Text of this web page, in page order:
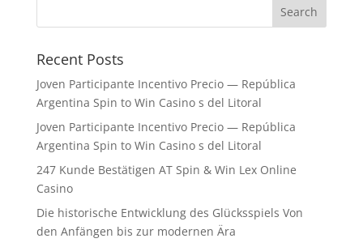
Recent Posts
Joven Participante Incentivo Precio — República
Argentina Spin to Win Casino s del Litoral
Joven Participante Incentivo Precio — República
Argentina Spin to Win Casino s del Litoral
247 Kunde Bestätigen AT Spin & Win Lex Online
Casino
Die historische Entwicklung des Glücksspiels Von
den Anfängen bis zur modernen Ära